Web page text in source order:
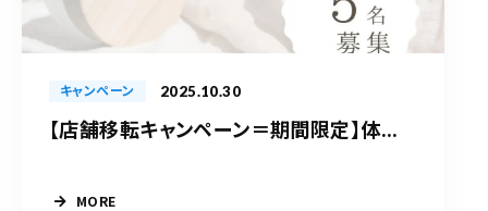
キャンペーン 2025.10.30
【店舗移転キャンペーン＝期間限定】体...
MORE